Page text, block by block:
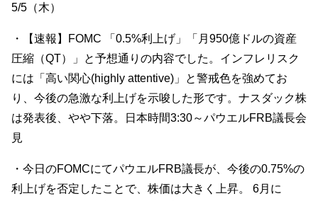
5/5（木）
・【速報】FOMC 「0.5%利上げ」「月950億ドルの資産
圧縮（QT）」と予想通りの内容でした。インフレリスク
には「高い関心(highly attentive)」と警戒色を強めてお
り、今後の急激な利上げを示唆した形です。ナスダック株
は発表後、やや下落。日本時間3:30～パウエルFRB議長会
見
・今日のFOMCにてパウエルFRB議長が、今後の0.75%の
利上げを否定したことで、株価は大きく上昇。 6月に